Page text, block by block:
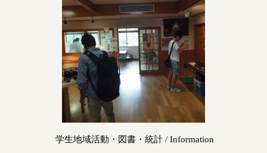
学生地域活動・図書・統計 / Information